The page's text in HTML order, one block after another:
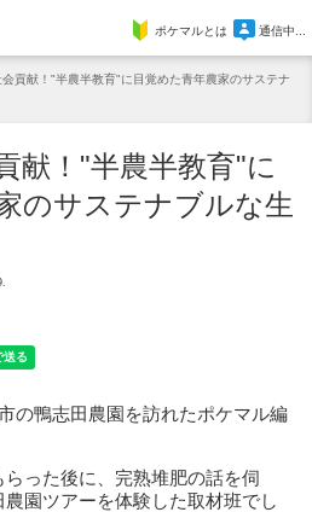
Marcheポケマルとは 通信中...
貢献！"半農半教育"に目覚めた青年農家のサステナ
献！"半農半教育"に
のサステナブルな生
の鴨志田農園を訪れたポケマル編
った後に、完熟堆肥の話を伺
園ツアーを体験した取材班でし